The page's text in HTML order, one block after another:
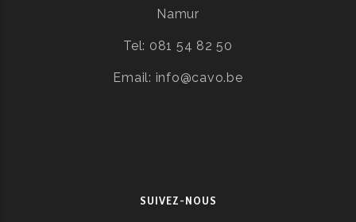
Namur
Tel: 081 54 82 50
Email: info@cavo.be
SUIVEZ-NOUS